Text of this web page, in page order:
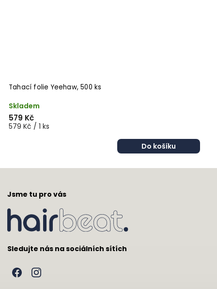
Tahací folie Yeehaw, 500 ks
Skladem
579 Kč
579 Kč / 1 ks
Do košíku
Jsme tu pro vás
Sledujte nás na sociálních sítích